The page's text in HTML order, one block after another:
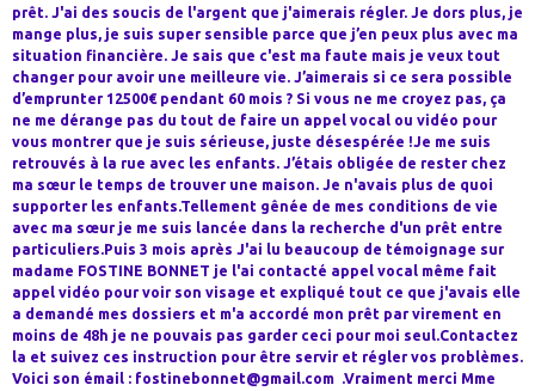
prêt. J'ai des soucis de l'argent que j'aimerais régler. Je dors plus, je
mange plus, je suis super sensible parce que j’en peux plus avec ma
situation financière. Je sais que c'est ma faute mais je veux tout
changer pour avoir une meilleure vie. J’aimerais si ce sera possible
d’emprunter 12500€ pendant 60 mois ? Si vous ne me croyez pas, ça
ne me dérange pas du tout de faire un appel vocal ou vidéo pour
vous montrer que je suis sérieuse, juste désespérée !Je me suis
retrouvés à la rue avec les enfants. J’étais obligée de rester chez
ma sœur le temps de trouver une maison. Je n'avais plus de quoi
supporter les enfants.Tellement gênée de mes conditions de vie
avec ma sœur je me suis lancée dans la recherche d'un prêt entre
particuliers.Puis 3 mois après J'ai lu beaucoup de témoignage sur
madame FOSTINE BONNET je l'ai contacté appel vocal même fait
appel vidéo pour voir son visage et expliqué tout ce que j'avais elle
a demandé mes dossiers et m'a accordé mon prêt par virement en
moins de 48h je ne pouvais pas garder ceci pour moi seul.Contactez
la et suivez ces instruction pour être servir et régler vos problèmes.
Voici son émail : fostinebonnet@gmail.com .Vraiment merci Mme